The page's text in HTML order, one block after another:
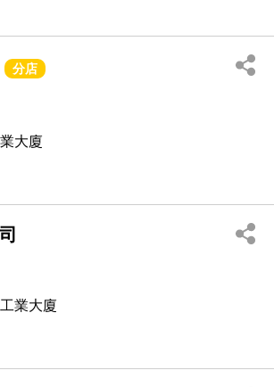
分店
大廈
業大廈